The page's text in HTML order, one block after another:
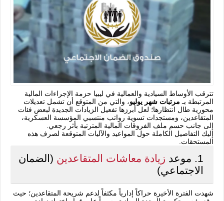
تترقب الأوساط السيادية والعمالية في ليبيا حزمة الإجراءات المالية
المرتبطة بـ مرتبات شهر يوليو، والتي من المتوقع أن تشمل تعديلات
محورية طال انتظارها؛ لعل أبرزها تفعيل الزيادات الجديدة لبعض فئات
المتقاعدين، ومستجدات تسوية رواتب منتسبي المؤسسة العسكرية،
إلى جانب حسم ملف الفروقات المالية المترتبة بأثر رجعي.
إليك التفاصيل الكاملة حول المواعيد والآليات المتوقعة لصرف هذه
المستحقات.
1. موعد زيادة معاشات المتقاعدين (الضمان
الاجتماعي)
شهدت الفترة الأخيرة حراكاً إدارياً مكثفاً لدعم شريحة المتقاعدين؛ حيث